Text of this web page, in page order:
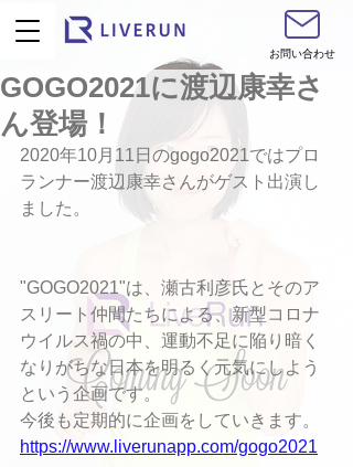
お問い合わせ
GOGO2021に渡辺康幸さ
ん登場！
2020年10月11日のgogo2021ではプロ
ランナー渡辺康幸さんがゲスト出演し
ました。
"GOGO2021"は、瀬古利彦氏とそのア
スリート仲間たちによる、新型コロナ
ウイルス禍の中、運動不足に陥り暗く
なりがちな日本を明るく元気にしよう
という企画です。
今後も定期的に企画をしていきます。
https://www.liverunapp.com/gogo2021